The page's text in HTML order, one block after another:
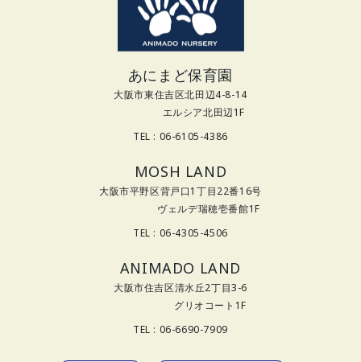
あにまど保育園
大阪市東住吉区北田辺4-8-14
エルシア北田辺1F
TEL : 06-6105-4386
MOSH LAND
大阪市平野区背戸口1丁目22番16号
ヴェルデ瑞穂壱番館1F
TEL : 06-4305-4506
ANIMADO LAND
大阪市住吉区清水丘2丁目3-6
グリオコート1F
TEL : 06-6690-7909